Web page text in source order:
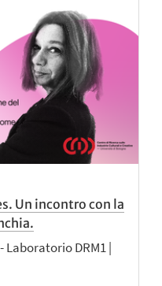
Un incontro con la
Laboratorio DRM1 |